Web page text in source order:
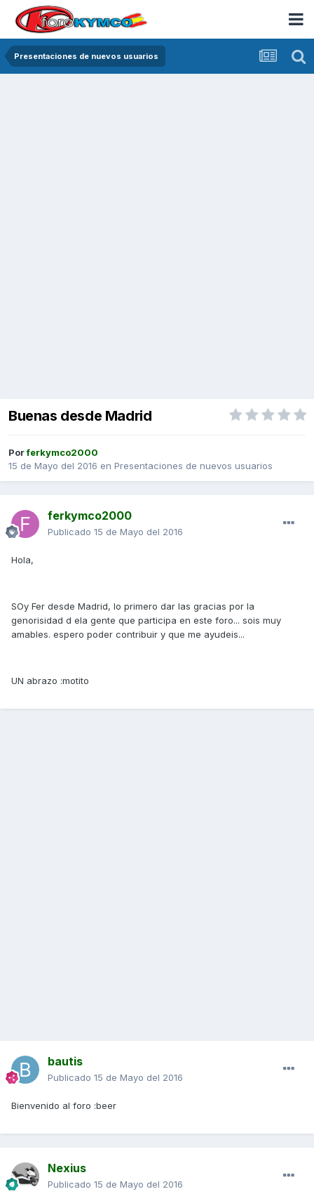
Presentaciones de nuevos usuarios
Buenas desde Madrid
Porferkymco2000
15 de Mayo del 2016 en Presentaciones de nuevos usuarios
ferkymco2000
Publicado 15 de Mayo del 2016
Hola,
SOy Fer desde Madrid, lo primero dar las gracias por la
genorisidad d ela gente que participa en este foro... sois muy
amables. espero poder contribuir y que me ayudeis...
UN abrazo :motito
bautis
Publicado 15 de Mayo del 2016
Bienvenido al foro :beer
Nexius
Publicado 15 de Mayo del 2016